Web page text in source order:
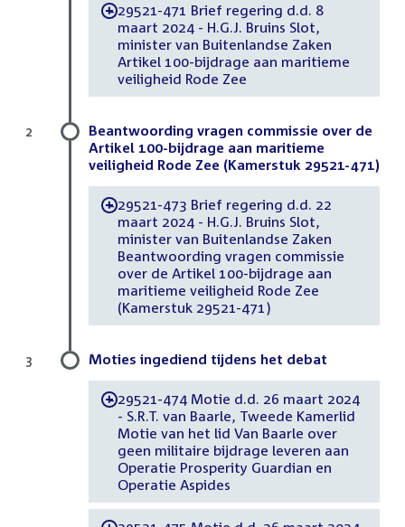
-29521-471 Brief regering d.d. 8
maart 2024 - H.G.J. Bruins Slot,
minister van Buitenlandse Zaken
Artikel 100-bijdrage aan maritieme
veiligheid Rode Zee
Beantwoording vragen commissie over de
Artikel 100-bijdrage aan maritieme
veiligheid Rode Zee (Kamerstuk 29521-471)
-29521-473 Brief regering d.d. 22
maart 2024 - H.G.J. Bruins Slot,
minister van Buitenlandse Zaken
Beantwoording vragen commissie
over de Artikel 100-bijdrage aan
maritieme veiligheid Rode Zee
(Kamerstuk 29521-471)
2
Moties ingediend tijdens het debat
-29521-474 Motie d.d. 26 maart 2024
- S.R.T. van Baarle, Tweede Kamerlid
Motie van het lid Van Baarle over
geen militaire bijdrage leveren aan
Operatie Prosperity Guardian en
Operatie Aspides
3